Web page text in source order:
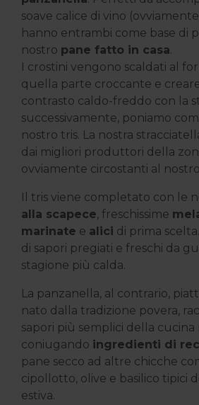
soave calice di vino
hanno entrambi come base di
nostro pane fatto in casa.
I crostini vengono scaldati al
quella parte croccante e
contrasto caldo-freddo con la
successivamente, poniamo
nostro tris. La nostra
dai migliori produttori della
ovviamente circostanti al
Il tris viene completato con le
alla scapece, freschissime
marinate e alici di prima
di sapori pregiati e freschi da
stagione più calda.
La panzanella, al contrario,
nato dalla tradizione povera,
sapori più semplici della cucina
coniugando ingredienti di
pane secco ad altre chicche
cipollotto, olive e basilico tipici
estiva.